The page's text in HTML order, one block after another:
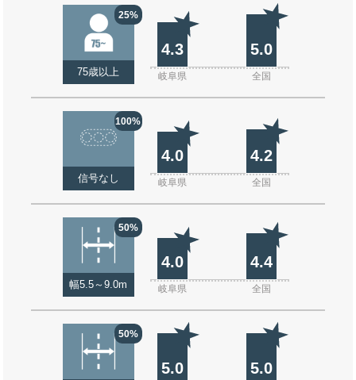
25%
75歳以上
4.3 5.0
岐阜県 全国
100%
信号なし
4.0 4.2
岐阜県 全国
50%
幅5.5～9.0m
4.0 4.4
岐阜県 全国
50%
5.0 5.0